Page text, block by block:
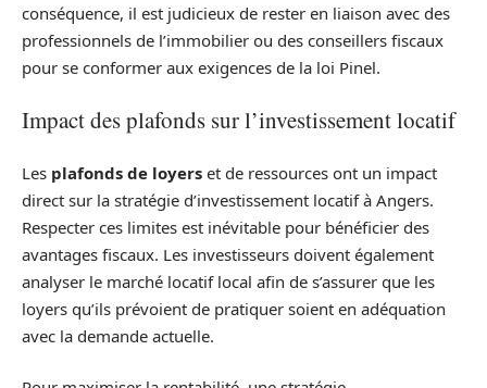
conséquence, il est judicieux de rester en liaison avec des
professionnels de l’immobilier ou des conseillers fiscaux
pour se conformer aux exigences de la loi Pinel.
Impact des plafonds sur l’investissement locatif
Les plafonds de loyers et de ressources ont un impact
direct sur la stratégie d’investissement locatif à Angers.
Respecter ces limites est inévitable pour bénéficier des
avantages fiscaux. Les investisseurs doivent également
analyser le marché locatif local afin de s’assurer que les
loyers qu’ils prévoient de pratiquer soient en adéquation
avec la demande actuelle.